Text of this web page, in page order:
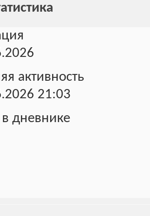
активность
21:03
дневнике